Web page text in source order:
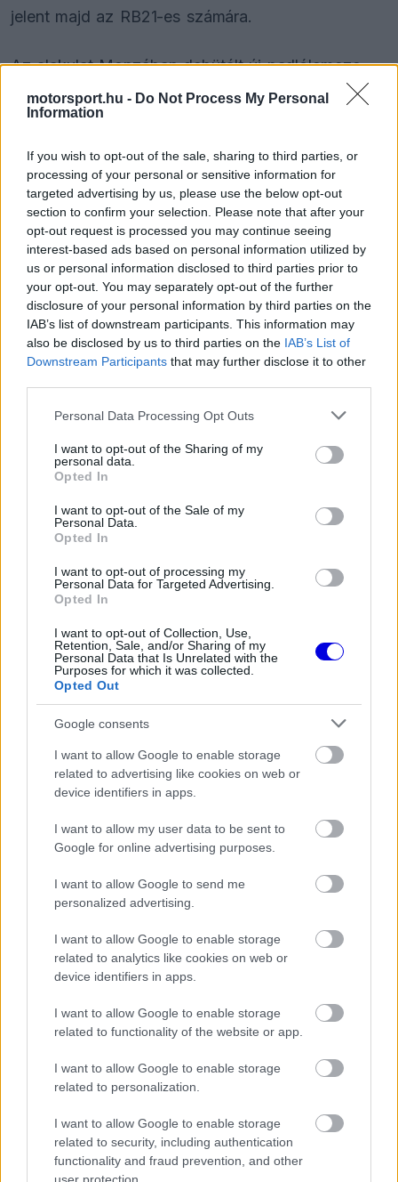
motorsport.hu - Do Not Process My Personal
Information
If you wish to opt-out of the sale, sharing to third parties, or
processing of your personal or sensitive information for
targeted advertising by us, please use the below opt-out
section to confirm your selection. Please note that after your
opt-out request is processed you may continue seeing
interest-based ads based on personal information utilized by
us or personal information disclosed to third parties prior to
your opt-out. You may separately opt-out of the further
disclosure of your personal information by third parties on the
IAB’s list of downstream participants. This information may
also be disclosed by us to third parties on the IAB’s List of
Downstream Participants that may further disclose it to other
Please note that this website/app uses one or more Google
not limited to your visit or usage behaviour. You may click to
grant or deny consent to Google and its third-party tags to
use your data for below specified purposes in below Google
consent section.
Personal Data Processing Opt Outs
I want to opt-out of the Sharing of my
personal data.
Opted In
I want to opt-out of the Sale of my
Personal Data.
Opted In
I want to opt-out of processing my
Personal Data for Targeted Advertising.
Opted In
I want to opt-out of Collection, Use,
Retention, Sale, and/or Sharing of my
Personal Data that Is Unrelated with the
Purposes for which it was collected.
Opted Out
Google consents
I want to allow Google to enable storage
related to advertising like cookies on web or
device identifiers in apps.
I want to allow my user data to be sent to
Google for online advertising purposes.
I want to allow Google to send me
personalized advertising.
I want to allow Google to enable storage
related to analytics like cookies on web or
device identifiers in apps.
I want to allow Google to enable storage
related to functionality of the website or app.
I want to allow Google to enable storage
related to personalization.
I want to allow Google to enable storage
related to security, including authentication
functionality and fraud prevention, and other
jelent majd az RB21-es számára.
Az alakulat Monzában debütált új padlólemeze
jelentősen hozzájárultMax Verstappenlegutóbbi
sikereihez. "Az új padlólemez jól működik, és az
ehhez kapcsolódó beállítási finomhangolások is
meghozták a várt eredményt. Az alacsony
leszorítóerőt igénylő pályákon ismét
versenyképesek vagyunk" – nyilatkozta Waché az
F1 Nation podcastben.
is
loading.
This
window.
The media could not be loaded, either because
the server or network failed or because the format
A szingapúri utcai pálya azonban magas
leszorítóerőt követel, ami komoly kihívást jelenthet
Red Bullszámára. "Szingapúr általában nem
tartozik az erősségeink közé, ezért is lesz
különösen fontos ez a hétvége. Ha ott is
versenyképesek tudunk maradni, és nem
veszítünk túl sok időt, az azt jelenti, hogy sikerült
megoldanunk a problémáinkat" – fogalmazott a
szakember.
EZEKET IS AJÁNLJUK
FORMA-1
Súlyos figyelmeztetést kapott a
Max Verstappen érzelmes példával
szemléltette a család fontosságát
FORMA-1
Adrian Newey tiszta vizet öntött a
pohárba Fernando Alonso jövőjéről